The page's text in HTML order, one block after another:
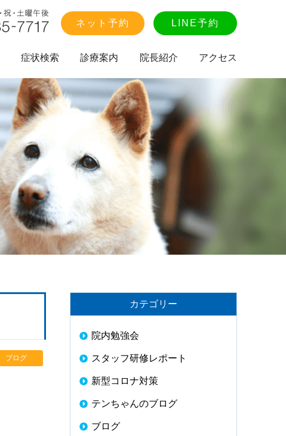
ネット予約 LINE予約
症状検索 診療案内 院長紹介 アクセス
ブログ
カテゴリー
院内勉強会
スタッフ研修レポート
新型コロナ対策
テンちゃんのブログ
ブログ